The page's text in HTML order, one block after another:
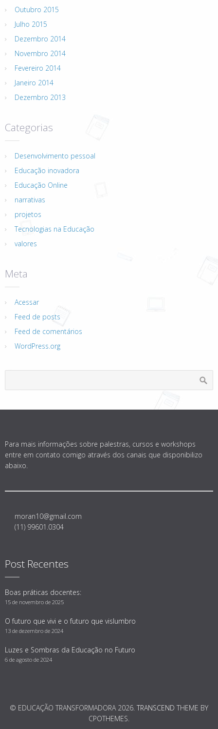
Outubro 2015
Julho 2015
Dezembro 2014
Novembro 2014
Fevereiro 2014
Janeiro 2014
Dezembro 2013
Categorias
Desenvolvimento pessoal
Educação inovadora
Educação Online
narrativas
projetos
Tecnologias na Educação
valores
Meta
Acessar
Feed de posts
Feed de comentários
WordPress.org
Para mais informações sobre palestras, cursos e workshops
entre em contato comigo através dos canais que disponibilizo
abaixo.
moran10@gmail.com
(11) 99601.0304
Post Recentes
Boas práticas docentes:
15 de novembro de 2025
O futuro que vivi e o futuro que vislumbro
13 de dezembro de 2024
Luzes e Sombras da Educação no Futuro
6 de agosto de 2024
© EDUCAÇÃO TRANSFORMADORA 2026. TRANSCEND THEME BY
CPOTHEMES.